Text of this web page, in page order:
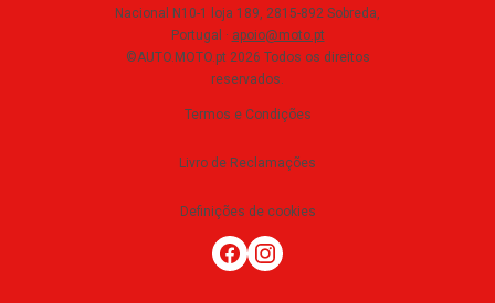
Nacional N10-1 loja 189, 2815-892 Sobreda,
Portugal · apoio@moto.pt
©AUTO.MOTO.pt 2026 Todos os direitos
reservados.
Termos e Condições
Livro de Reclamações
Definições de cookies